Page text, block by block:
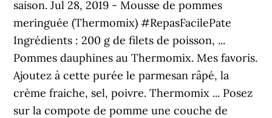
saison. Jul 28, 2019 - Mousse de pommes
meringuée (Thermomix) #RepasFacilePate
Ingrédients : 200 g de filets de poisson, ...
Pommes dauphines au Thermomix. Mes favoris.
Ajoutez à cette purée le parmesan râpé, la
crème fraiche, sel, poivre. Thermomix ... Posez
sur la compote de pomme une couche de